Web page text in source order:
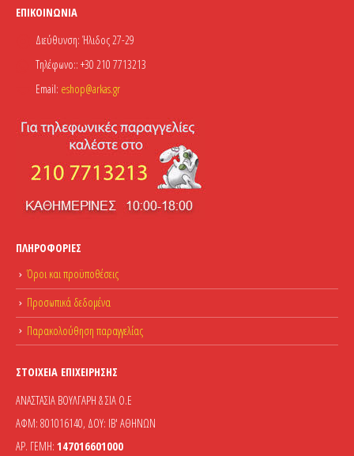
ΕΠΙΚΟΙΝΩΝΊΑ
Διεύθυνση: Ήλιδος 27-29
Τηλέφωνο:: +30 210 7713213
Email: eshop@arkas.gr
ΠΛΗΡΟΦΟΡΊΕΣ
Όροι και προϋποθέσεις
Προσωπικά δεδομένα
Παρακολούθηση παραγγελίας
ΣΤΟΙΧΕΊΑ ΕΠΙΧΕΊΡΗΣΗΣ
ΑΝΑΣΤΑΣΙΑ ΒΟΥΛΓΑΡΗ & ΣΙΑ Ο.Ε
ΑΦΜ: 801016140, ΔΟΥ: ΙΒ' ΑΘΗΝΩΝ
ΑΡ. ΓΕΜΗ: 147016601000